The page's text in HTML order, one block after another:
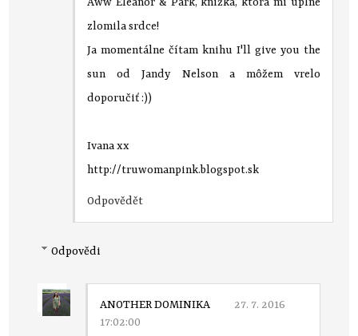
zlomila srdce!
Ja momentálne čítam knihu I'll give you the
sun od Jandy Nelson a môžem vrelo
doporučiť :))
Ivana xx
http://truwomanpink.blogspot.sk
Odpovědět
Odpovědi
ANOTHER DOMINIKA
27. 7. 2016
17:02:00